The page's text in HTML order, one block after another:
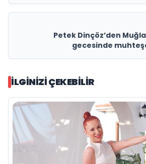
Petek Dinçöz’den
gecesinde
İLGINIZI ÇEKEBILIR